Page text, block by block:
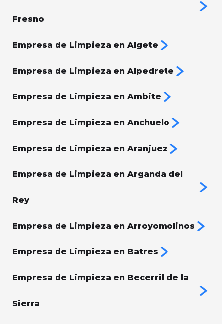
Fresno
Empresa de Limpieza en Algete
Empresa de Limpieza en Alpedrete
Empresa de Limpieza en Ambite
Empresa de Limpieza en Anchuelo
Empresa de Limpieza en Aranjuez
Empresa de Limpieza en Arganda del
Rey
Empresa de Limpieza en Arroyomolinos
Empresa de Limpieza en Batres
Empresa de Limpieza en Becerril de la
Sierra